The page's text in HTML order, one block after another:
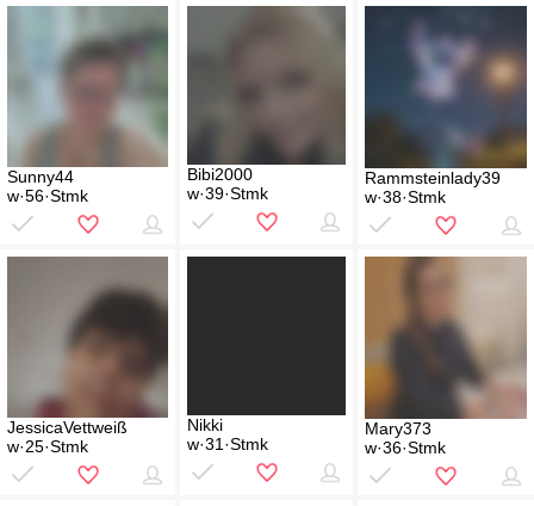
Sunny44
w·56·Stmk
Bibi2000
w·39·Stmk
Rammsteinlady39
w·38·Stmk
JessicaVettweiß
w·25·Stmk
Nikki
w·31·Stmk
Mary373
w·36·Stmk